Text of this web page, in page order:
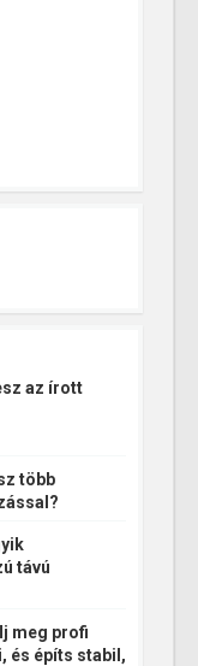
az írott
több
távú
meg profi
és építs stabil,